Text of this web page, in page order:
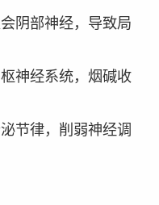
阴部神经，导致局
神经系统，烟碱收
节律，削弱神经调